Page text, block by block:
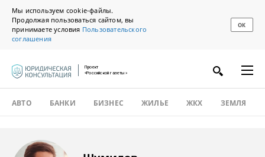
Мы используем cookie-файлы.
Продолжая пользоваться сайтом, вы
принимаете условия Пользовательского
соглашения
ОК
Проект
«Российской газеты»
АВТО БАНКИ БИЗНЕС ЖИЛЬЕ ЖКХ ЗЕМЛЯ